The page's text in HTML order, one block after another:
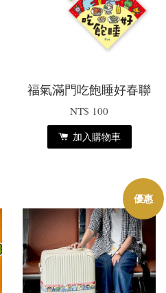
福氣滿門吃飽睡好春聯
NT$ 100
加入購物車
優惠